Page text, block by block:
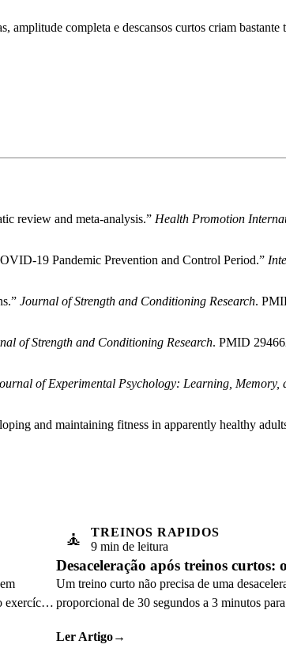
completa e descansos curtos criam bastante
review and meta-analysis.” Health Promotion
19 Pandemic Prevention and Control Period.”
Journal of Strength and Conditioning Research.
of Strength and Conditioning Research. PMID
of Experimental Psychology: Learning, Memory,
and maintaining fitness in apparently healthy
exercício
🧘
TREINOS RAPIDOS
9 min de leitura
Desaceleração após treinos curtos:
Um treino curto não precisa de uma
proporcional de 30 segundos a 3 minutos
Ler Artigo→